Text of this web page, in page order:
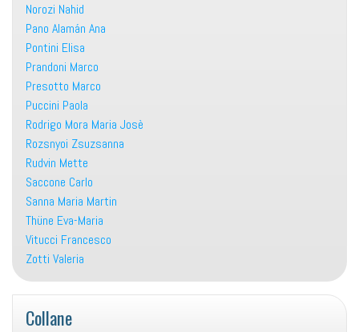
Norozi Nahid
Pano Alamán Ana
Pontini Elisa
Prandoni Marco
Presotto Marco
Puccini Paola
Rodrigo Mora Maria Josè
Rozsnyoi Zsuzsanna
Rudvin Mette
Saccone Carlo
Sanna Maria Martin
Thüne Eva-Maria
Vitucci Francesco
Zotti Valeria
Collane